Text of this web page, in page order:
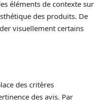
éléments de contexte sur
des produits. De
visuellement certains
des critères
des avis. Par